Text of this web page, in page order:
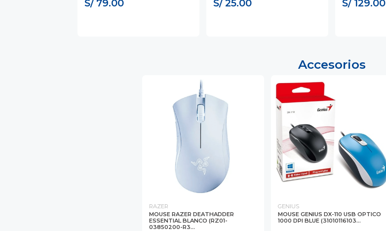
S/ 79.00 S/ 25.00 S/ 129.00
Accesorios
RAZER
MOUSE RAZER DEATHADDER
ESSENTIAL BLANCO (RZ01-
03850200-R3...
GENIUS
MOUSE GENIUS DX-110 USB OPTICO
1000 DPI BLUE (31010116103...